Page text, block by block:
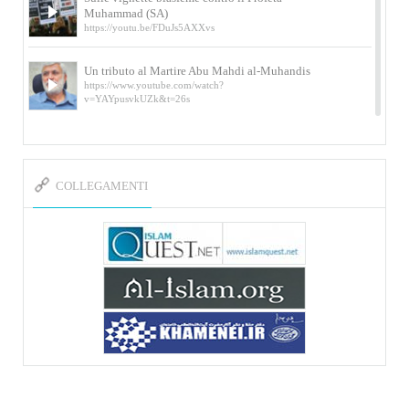
Muhammad (SA)
https://youtu.be/FDuJs5AXXvs
Un tributo al Martire Abu Mahdi al-Muhandis
https://www.youtube.com/watch?
v=YAYpusvkUZk&t=26s
L’Abluzione rituale (wudu) secondo l’Imam Alì
e l’Imam Khomeini
della figlia di un martire
https://www.youtube.com/watch?
v=-5nPSxbf9l0&t=103s
Sheykh Abbas Di Palma sui martiri Qassem
Soleimani e Abu Mahdi Al-Muhandis
https://youtu.be/Y6SIP2PIht4 Video del discorso tenuto
dallo Sheykh Abbas Di Palma in ...
COLLEGAMENTI